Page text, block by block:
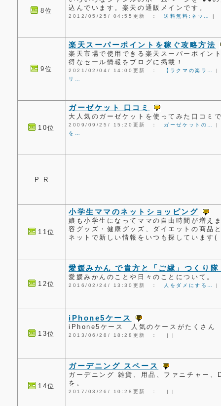
8位
込んでいます。楽天の通販メインです。
2012/05/25/ 04:55更新 ：送料無料;ネッ… |
9位
楽天スーパーポイントを稼ぐ攻略方法
楽天市場で使用できる楽天スーパーポイン
得なセール情報をブログに掲載！
2021/02/04/ 14:00更新 ： 【ラクマの楽ラ…
リ…
10位
ガーゼケット 口コミ
大人気のガーゼケットを使ってみた口コミ
2009/09/25/ 15:20更新 ： ガーゼケットの…
を…
P R
11位
小学生ママのネットショッピング
娘も小学生になってママの自由時間が増え
容グッズ・健康グッズ、ダイエットの商品
ネットで新しい情報をいつも探しています(
12位
愛媛みかん で貴方と「ご縁」つくり隊
愛媛みかんのことや日々のことについて。
2016/02/24/ 13:30更新 ： 人をダメにする…
13位
iPhone5ケース
iPhone5ケース 人気のケースがたくさん
2013/06/28/ 18:28更新 ： | |
14位
ガーデニング スペース
ガーデニング 雑貨、用品、ファニチャー
を。
2017/03/26/ 10:28更新 ： | |